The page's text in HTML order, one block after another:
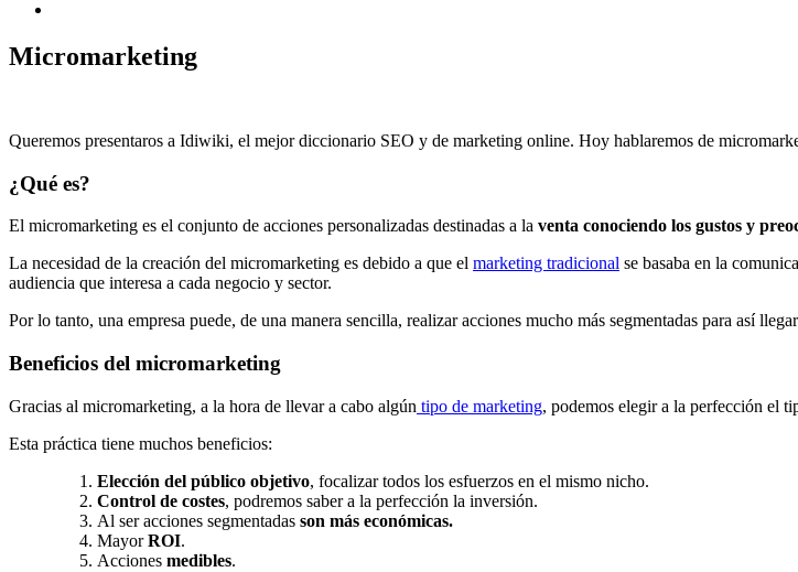
Micromarketing
Queremos presentaros a Idiwiki, el mejor diccionario SEO y de marketing online. Hoy hablaremos de
¿Qué es?
El micromarketing es el conjunto de acciones personalizadas destinadas a la venta conociendo los gustos y
La necesidad de la creación del micromarketing es debido a que el marketing tradicional se basaba en la
audiencia que interesa a cada negocio y sector.
Por lo tanto, una empresa puede, de una manera sencilla, realizar acciones mucho más segmentadas para así
Beneficios del micromarketing
Gracias al micromarketing, a la hora de llevar a cabo algún tipo de marketing, podemos elegir a la perfección el
Esta práctica tiene muchos beneficios:
Elección del público objetivo, focalizar todos los esfuerzos en el mismo nicho.
Control de costes, podremos saber a la perfección la inversión.
Al ser acciones segmentadas son más económicas.
MayorROI.
Acciones medibles.